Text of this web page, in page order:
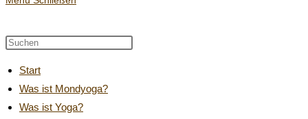
Diese
durchsuchen
Start
Was ist Mondyoga?
Was ist Yoga?